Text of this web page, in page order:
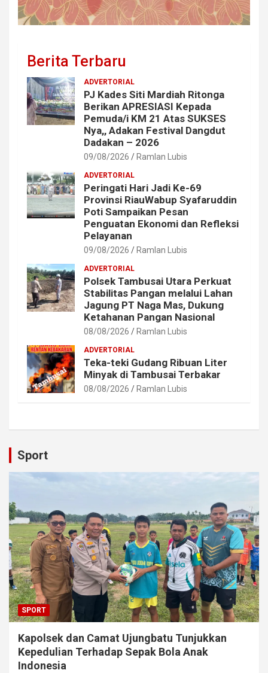
Berita Terbaru
ADVERTORIAL
PJ Kades Siti Mardiah Ritonga
Berikan APRESIASI Kepada
Pemuda/i KM 21 Atas SUKSES
Nya,, Adakan Festival Dangdut
Dadakan – 2026
09/08/2026 Ramlan Lubis
ADVERTORIAL
Peringati Hari Jadi Ke-69
Provinsi RiauWabup Syafaruddin
Poti Sampaikan Pesan
Penguatan Ekonomi dan Refleksi
Pelayanan
09/08/2026 Ramlan Lubis
ADVERTORIAL
Polsek Tambusai Utara Perkuat
Stabilitas Pangan melalui Lahan
Jagung PT Naga Mas, Dukung
Ketahanan Pangan Nasional
08/08/2026 Ramlan Lubis
ADVERTORIAL
Teka-teki Gudang Ribuan Liter
Minyak di Tambusai Terbakar
08/08/2026 Ramlan Lubis
Sport
SPORT
Kapolsek dan Camat Ujungbatu Tunjukkan
Kepedulian Terhadap Sepak Bola Anak
Indonesia